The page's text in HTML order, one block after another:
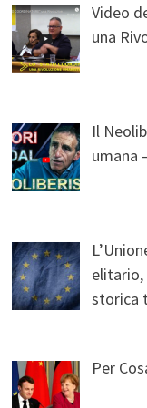
Video
una
Il
umana
elitario,
storica
Per